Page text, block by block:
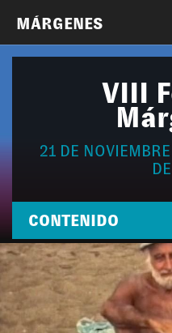
MÁRGENES
VIII
21 DE
CONTENIDO